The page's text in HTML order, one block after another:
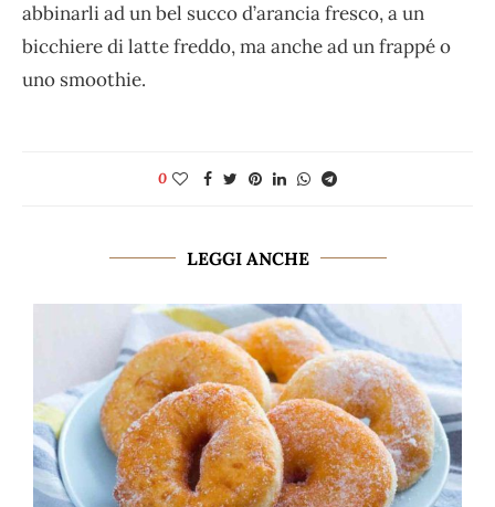
abbinarli ad un bel succo d’arancia fresco, a un
bicchiere di latte freddo, ma anche ad un frappé o
uno smoothie.
0
LEGGI ANCHE